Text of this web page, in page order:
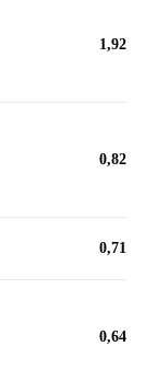
1,92 M
0,82 M
0,71 M
0,64 M